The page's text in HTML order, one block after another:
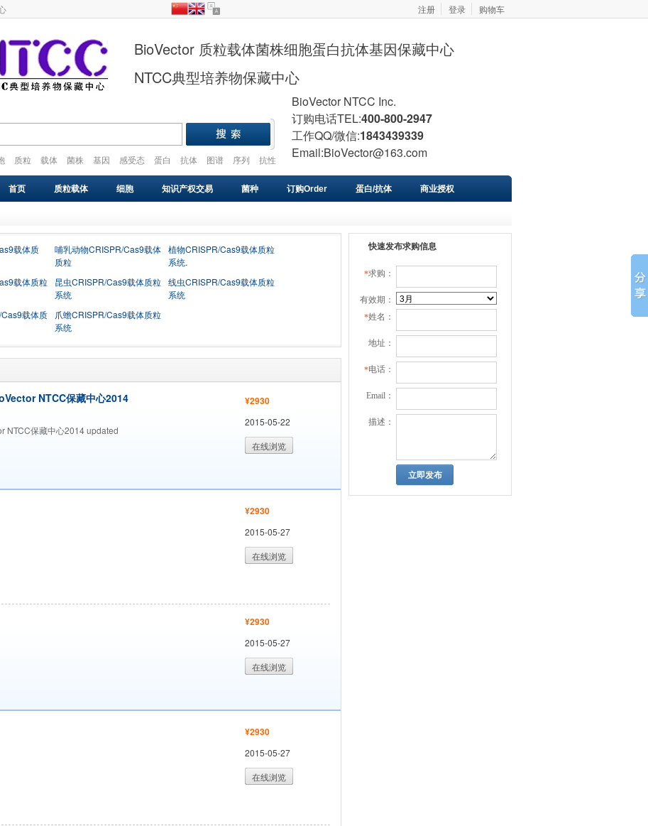
注册 登录 购物车
BioVector 质粒载体菌株细胞蛋白抗体基因保藏中心
NTCC典型培养物保藏中心
质粒 载体 菌株 基因 感受态 蛋白 抗体 图谱 序列
抗性
BioVector NTCC Inc.
订购电话TEL:400-800-2947
工作QQ/微信:1843439339
Email:BioVector@163.com
首页 质粒载体 细胞 知识产权交易 菌种 订购Order 蛋白/抗体 商业授权
载体质
哺乳动物CRISPR/Cas9载体
质粒
植物CRISPR/Cas9载体质粒
系统.
载体质粒
昆虫CRISPR/Cas9载体质粒
系统
线虫CRISPR/Cas9载体质粒
系统
载体质
爪蟾CRISPR/Cas9载体质粒
系统
¥2930
2015-05-22
在线浏览
NTCC保藏中心2014
NTCC保藏中心2014 updated
¥2930
2015-05-27
在线浏览
¥2930
2015-05-27
在线浏览
¥2930
2015-05-27
在线浏览
快速发布求购信息
*求购：
有效期：
*姓名：
地址：
*电话：
Email：
描述：